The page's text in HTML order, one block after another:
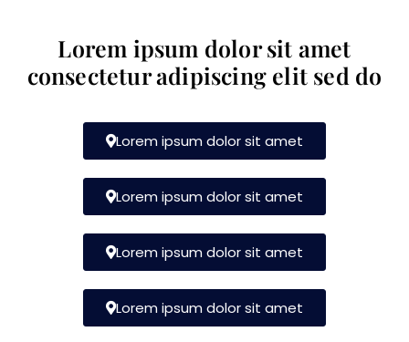
Lorem ipsum dolor sit amet
consectetur adipiscing elit sed do
Lorem ipsum dolor sit amet
Lorem ipsum dolor sit amet
Lorem ipsum dolor sit amet
Lorem ipsum dolor sit amet